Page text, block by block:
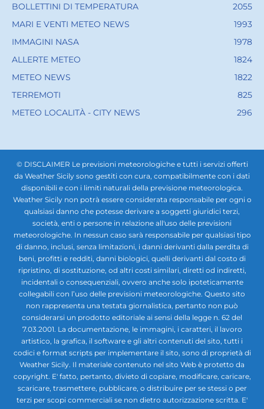
BOLLETTINI DI TEMPERATURA
2055
MARI E VENTI METEO NEWS
1993
IMMAGINI NASA
1978
ALLERTE METEO
1824
METEO NEWS
1822
TERREMOTI
825
METEO LOCALITÀ - CITY NEWS
296
© DISCLAIMER Le previsioni meteorologiche e tutti i servizi offerti
da Weather Sicily sono gestiti con cura, compatibilmente con i dati
disponibili e con i limiti naturali della previsione meteorologica.
Weather Sicily non potrà essere considerata responsabile per ogni o
qualsiasi danno che potesse derivare a soggetti giuridici terzi,
società, enti o persone in relazione all'uso delle previsioni
meteorologiche. In nessun caso sarà responsabile per qualsiasi tipo
di danno, inclusi, senza limitazioni, i danni derivanti dalla perdita di
beni, profitti e redditi, danni biologici, quelli derivanti dal costo di
ripristino, di sostituzione, od altri costi similari, diretti od indiretti,
incidentali o consequenziali, ovvero anche solo ipoteticamente
collegabili con l’uso delle previsioni meteorologiche. Questo sito
non rappresenta una testata giornalistica, pertanto non può
considerarsi un prodotto editoriale ai sensi della legge n. 62 del
7.03.2001. La documentazione, le immagini, i caratteri, il lavoro
artistico, la grafica, il software e gli altri contenuti del sito, tutti i
codici e format scripts per implementare il sito, sono di proprietà di
Weather Sicily. Il materiale contenuto nel sito Web è protetto da
copyright. E' fatto, pertanto, divieto di copiare, modificare, caricare,
scaricare, trasmettere, pubblicare, o distribuire per se stessi o per
terzi per scopi commerciali se non dietro autorizzazione scritta. E'